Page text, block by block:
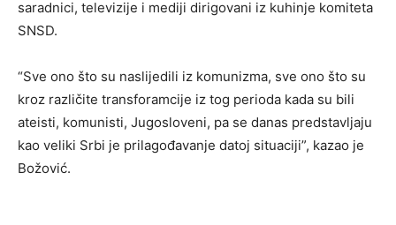
saradnici, televizije i mediji dirigovani iz kuhinje komiteta
SNSD.
“Sve ono što su naslijedili iz komunizma, sve ono što su
kroz različite transforamcije iz tog perioda kada su bili
ateisti, komunisti, Jugosloveni, pa se danas predstavljaju
kao veliki Srbi je prilagođavanje datoj situaciji”, kazao je
Božović.